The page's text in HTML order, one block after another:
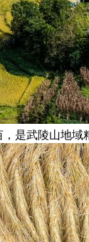
是武陵山地